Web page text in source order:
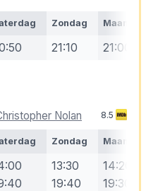
Zondag Maandag
21:10 21:00
Nolan 8.5
Zondag Maandag
13:30
19:40
14:20
19:30